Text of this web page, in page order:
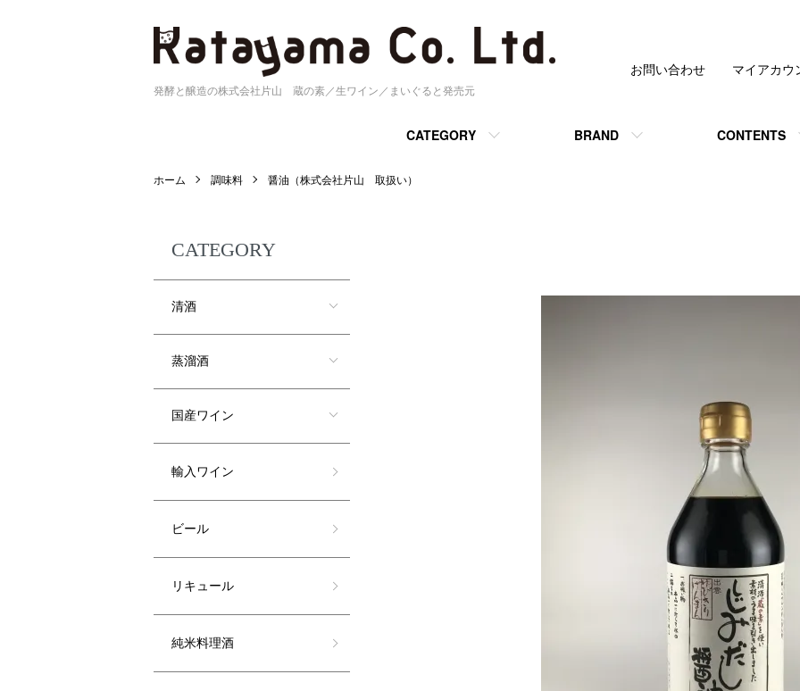
発酵と醸造の株式会社片山 蔵の素／生ワイン／まいぐると発売元
CATEGORY BRAND CONTENTS
お問い合わせ マイアカウ
ホーム 調味料 醤油（株式会社片山 取扱い）
CATEGORY
清酒
蒸溜酒
国産ワイン
輸入ワイン
ビール
リキュール
純米料理酒